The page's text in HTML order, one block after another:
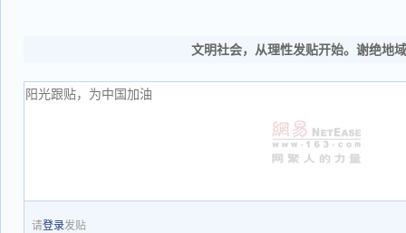
文明社会，从理性发贴开始。谢绝地
请登录发贴